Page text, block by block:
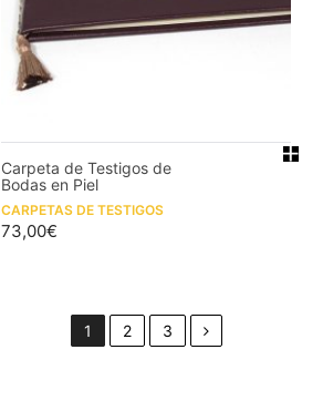
Carpeta de Testigos de
Bodas en Piel
CARPETAS DE TESTIGOS
73,00€
1 2 3